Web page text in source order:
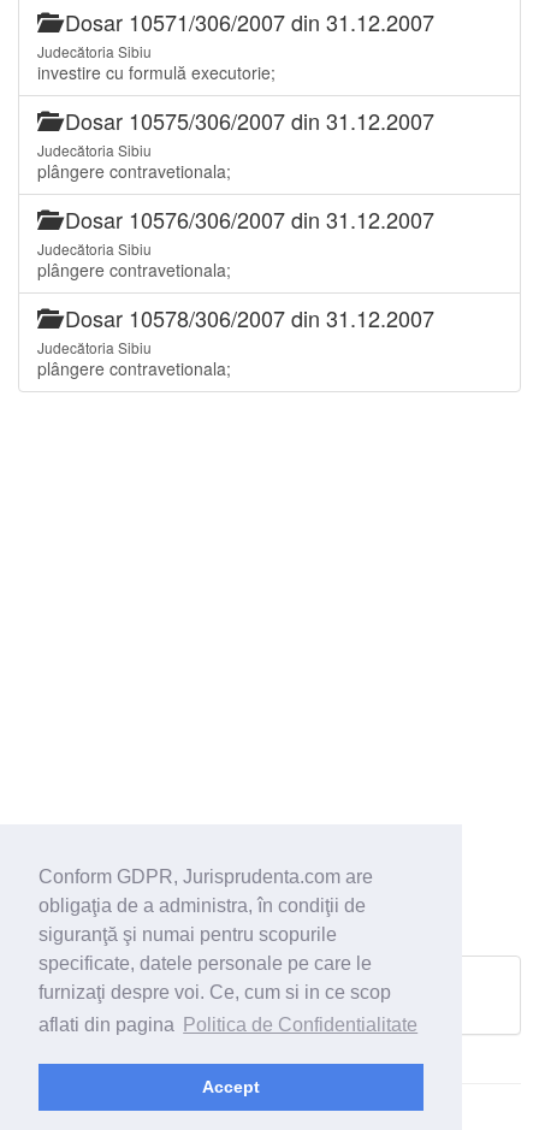
Conform GDPR, Jurisprudenta.com are
obligaţia de a administra, în condiţii de
siguranţă şi numai pentru scopurile
specificate, datele personale pe care le
furnizaţi despre voi. Ce, cum si in ce scop
aflati din pagina
Politica de Confidentialitate
Accept
Dosar 10571/306/2007 din 31.12.2007
Judecătoria Sibiu
investire cu formulă executorie;
Dosar 10575/306/2007 din 31.12.2007
Judecătoria Sibiu
plângere contravetionala;
Dosar 10576/306/2007 din 31.12.2007
Judecătoria Sibiu
plângere contravetionala;
Dosar 10578/306/2007 din 31.12.2007
Judecătoria Sibiu
plângere contravetionala;
Pagina urmatoare